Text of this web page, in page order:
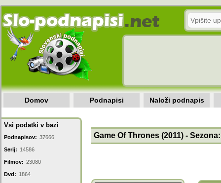
Domov Podnapisi Naloži podnapis
Vsi podatki v bazi
Podnapisov: 37666
Serij: 14586
Filmov: 23080
Dvd: 1864
Game Of Thrones (2011) -